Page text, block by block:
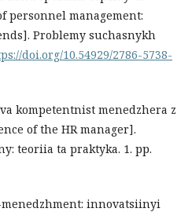
personnel management:
Problemy suchasnykh
doi.org/10.54929/2786-5738-
kompetentnist menedzhera z
of the HR manager].
teoriia ta praktyka. 1. рр.
menedzhment: innovatsiinyi